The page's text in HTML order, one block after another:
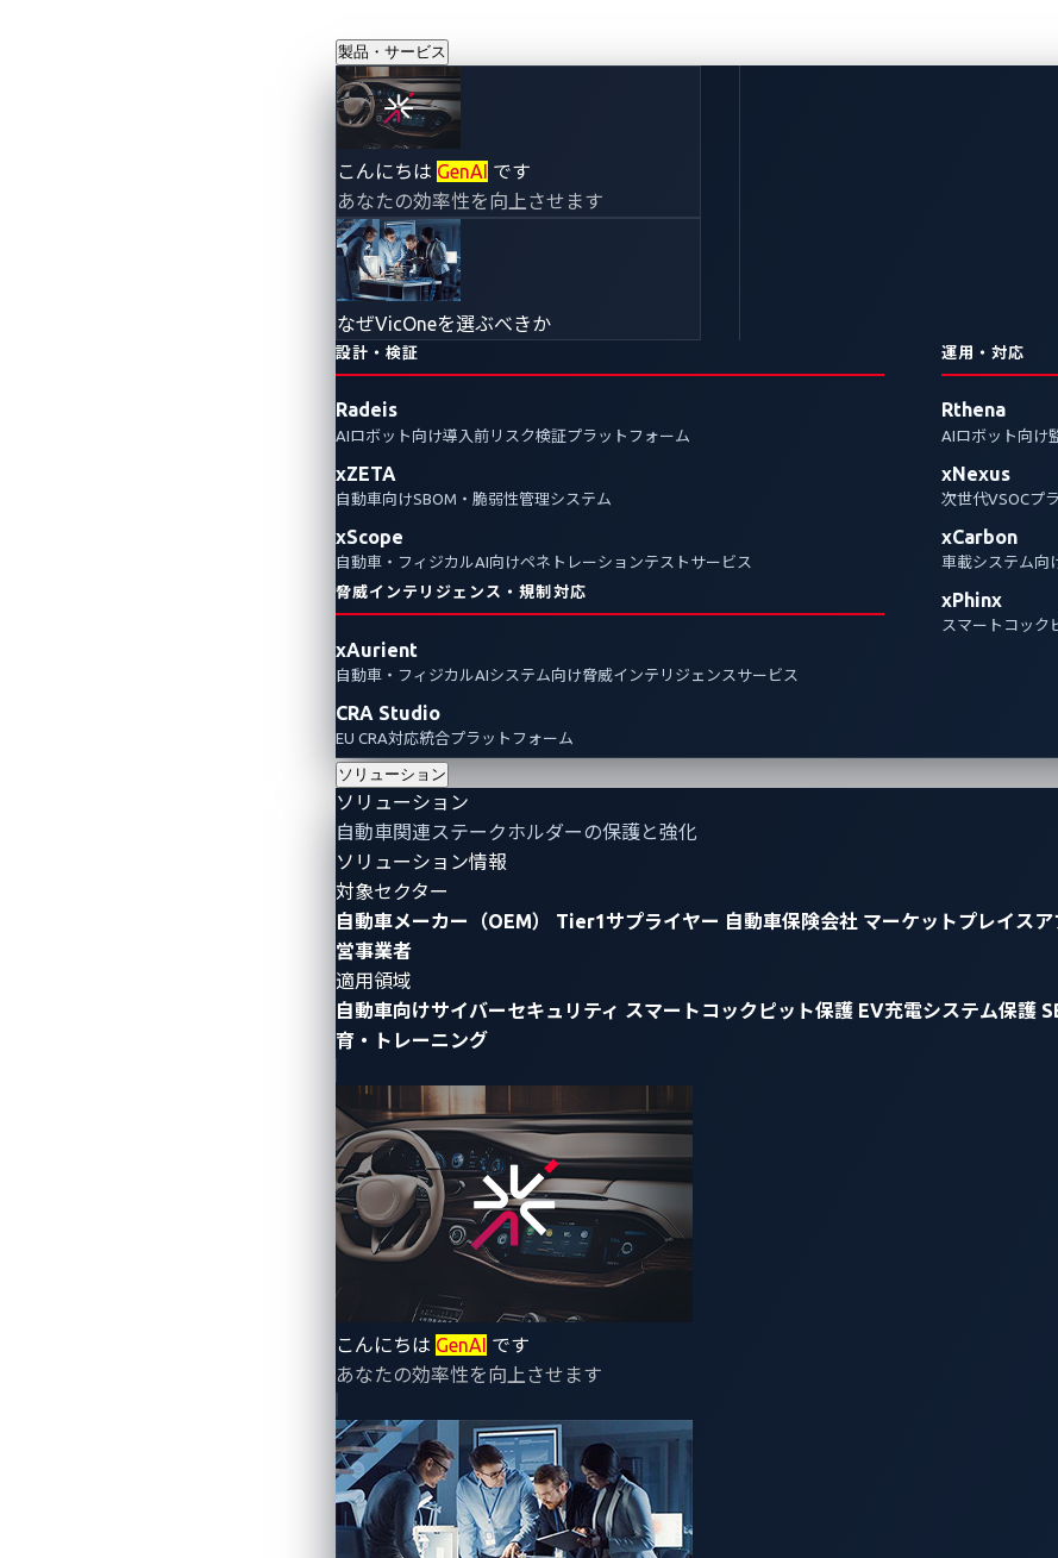
製品・サービス
こんにちは GenAI です
あなたの効率性を向上させます
なぜVicOneを選ぶべきか
設計・検証
Radeis
AIロボット向け導入前リスク検証プラットフォーム
xZETA
自動車向けSBOM・脆弱性管理システム
xScope
自動車・フィジカルAI向けペネトレーションテストサービス
脅威インテリジェンス・規制対応
xAurient
自動車・フィジカルAIシステム向け脅威インテリジェンスサービス
CRA Studio
EU CRA対応統合プラットフォーム
運用・対応
Rthena
AIロボット向け
xNexus
次世代VSOCプ
xCarbon
車載システム向
xPhinx
スマートコック
ソリューション
ソリューション
自動車関連ステークホルダーの保護と強化
ソリューション情報
対象セクター
自動車メーカー（OEM）
Tier1サプライヤー 自動車保険会社 マーケットプレイス
営事業者
適用領域
自動車向けサイバーセキュリティ スマートコックピット保護 EV充電システム保護
育・トレーニング
こんにちは GenAI です
あなたの効率性を向上させます
VicOne×P3デジタルサービス「CES
ースの車載インフォテインメント
を保護する最先端セキュリティ技術
レーションを披露
～ドライバー向けのハンズフリー操作、ナビゲーションサポート、パーソナライズドア
Smart Cockpit Protection Partnerships Events
～ドライバー向けのハンズフリー操作、ナビゲーションサポート、パーソナライズドアシ
トレンドマイクロ株式会社（東京都新宿区、代表取締役社長 (CEO) エバ・チェン）の子会社で、自
ィングカンパニーであるVicOne株式会社（ヴィックワン、東京都新宿区、最高経営責任者（CEO）マ
ント（IVI）サービスのリーディングプロバイダーであるP3デジタルサービスと共に、1月7日米国にて
車載インフォテインメント（IVI）システムを保護する最先端セキュリティ技術のデモンストレーショ